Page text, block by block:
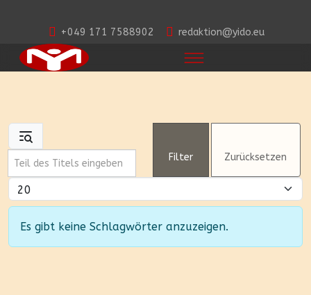
+049 171 7588902 redaktion@yido.eu
Teil des Titels eingeben
Filter Zurücksetzen
Anzeige #
Information
Es gibt keine Schlagwörter anzuzeigen.